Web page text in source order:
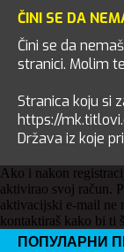
ČINI SE DA
Čini se da
stranici. Molim te
Stranica koju si
https://
Država iz koje
Ako i nakon
aktivirao svoj račun.
aktivacijski e-mail ne
kontaktiraš kako bi ti
ПОПУЛАРНИ